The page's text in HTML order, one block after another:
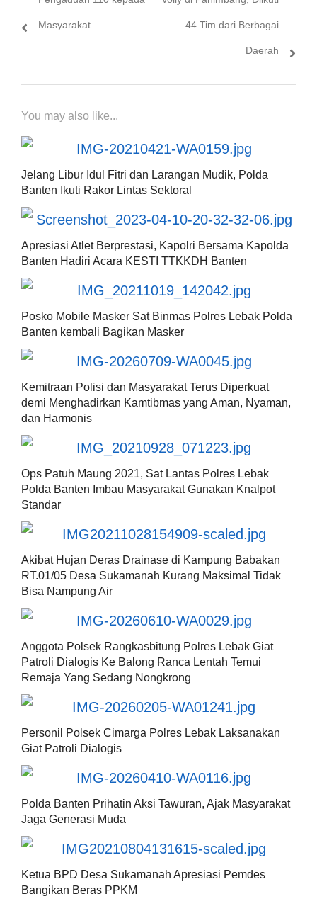
Masyarakat 44 Tim dari Berbagai
Daerah
You may also like...
Jelang Libur Idul Fitri dan Larangan Mudik, Polda
Banten Ikuti Rakor Lintas Sektoral
Apresiasi Atlet Berprestasi, Kapolri Bersama Kapolda
Banten Hadiri Acara KESTI TTKKDH Banten
Posko Mobile Masker Sat Binmas Polres Lebak Polda
Banten kembali Bagikan Masker
Kemitraan Polisi dan Masyarakat Terus Diperkuat
demi Menghadirkan Kamtibmas yang Aman, Nyaman,
dan Harmonis
Ops Patuh Maung 2021, Sat Lantas Polres Lebak
Polda Banten Imbau Masyarakat Gunakan Knalpot
Standar
Akibat Hujan Deras Drainase di Kampung Babakan
RT.01/05 Desa Sukamanah Kurang Maksimal Tidak
Bisa Nampung Air
Anggota Polsek Rangkasbitung Polres Lebak Giat
Patroli Dialogis Ke Balong Ranca Lentah Temui
Remaja Yang Sedang Nongkrong
Personil Polsek Cimarga Polres Lebak Laksanakan
Giat Patroli Dialogis
Polda Banten Prihatin Aksi Tawuran, Ajak Masyarakat
Jaga Generasi Muda
Ketua BPD Desa Sukamanah Apresiasi Pemdes
Bangikan Beras PPKM